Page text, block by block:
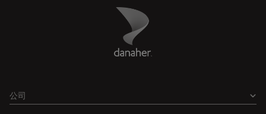
Danaher Logo
公司